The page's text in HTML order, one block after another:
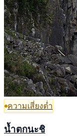
ความเสี่ยงต่ำ
น้ำตกนะชิ